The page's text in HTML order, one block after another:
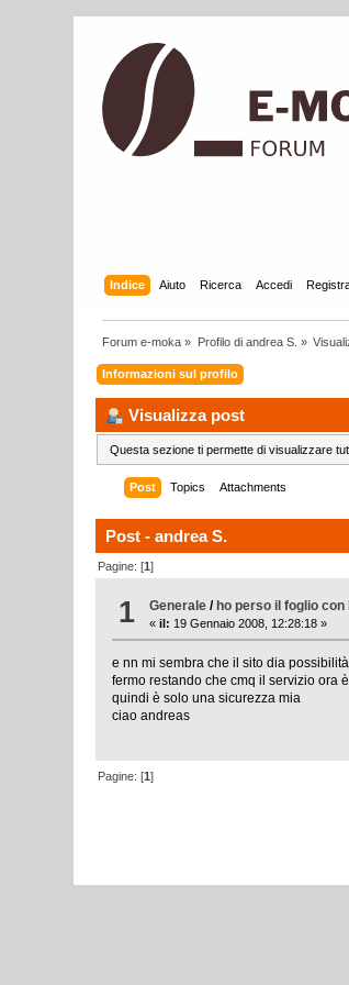
Indice Aiuto Ricerca Accedi
Forum e-moka » Profilo di andrea S. »
Informazioni sul profilo
Visualizza post
Questa sezione ti permette di visualizzare
Post Topics Attachments
Post - andrea S.
Pagine: [1]
1 Generale / ho perso il foglio
«il: 19 Gennaio 2008, 12:28:18 »
e nn mi sembra che il sito dia
fermo restando che cmq il servizio ora
quindi è solo una sicurezza mia
ciao andreas
Pagine: [1]